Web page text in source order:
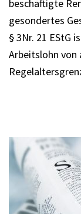
beschäftigte
gesondertes
§ 3Nr. 21 EStG
Arbeitslohn von